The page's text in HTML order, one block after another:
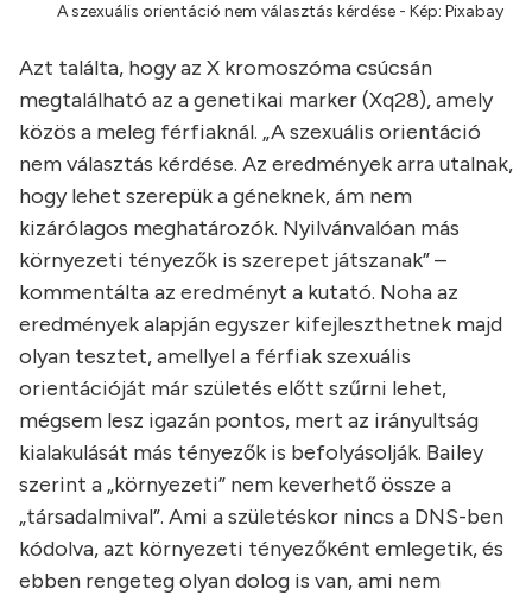
A szexuális orientáció nem választás kérdése - Kép: Pixabay
Azt találta, hogy az X kromoszóma csúcsán
megtalálható az a genetikai marker (Xq28), amely
közös a meleg férfiaknál. „A szexuális orientáció
nem választás kérdése. Az eredmények arra utalnak,
hogy lehet szerepük a géneknek, ám nem
kizárólagos meghatározók. Nyilvánvalóan más
környezeti tényezők is szerepet játszanak” –
kommentálta az eredményt a kutató. Noha az
eredmények alapján egyszer kifejleszthetnek majd
olyan tesztet, amellyel a férfiak szexuális
orientációját már születés előtt szűrni lehet,
mégsem lesz igazán pontos, mert az irányultság
kialakulását más tényezők is befolyásolják. Bailey
szerint a „környezeti” nem keverhető össze a
„társadalmival”. Ami a születéskor nincs a DNS-ben
kódolva, azt környezeti tényezőként emlegetik, és
ebben rengeteg olyan dolog is van, ami nem